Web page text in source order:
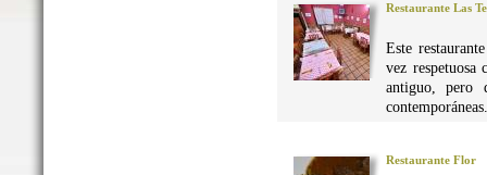
Restaurante Las
Este
vez
antiguo, pero
contemporáneas.
Restaurante Flor